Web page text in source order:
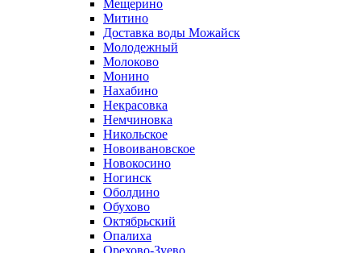
Мещерино
Митино
Доставка воды Можайск
Молодежный
Молоково
Монино
Нахабино
Некрасовка
Немчиновка
Никольское
Новоивановское
Новокосино
Ногинск
Оболдино
Обухово
Октябрьский
Опалиха
Орехово-Зуево